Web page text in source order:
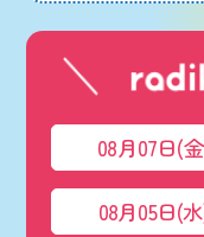
08月07日(
08月05日(